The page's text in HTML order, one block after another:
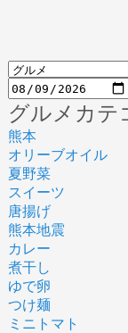
グルメカテ
熊本
オリーブオイル
夏野菜
スイーツ
唐揚げ
熊本地震
カレー
煮干し
ゆで卵
つけ麺
ミニトマト